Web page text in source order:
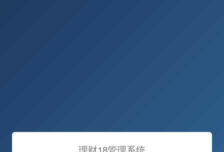
理财18管理系统